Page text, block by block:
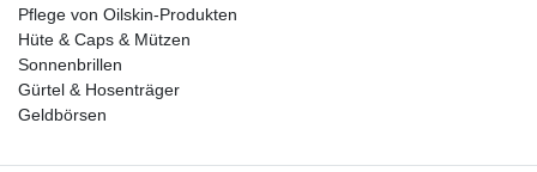
Pflege von Oilskin-Produkten
Hüte & Caps & Mützen
Sonnenbrillen
Gürtel & Hosenträger
Geldbörsen